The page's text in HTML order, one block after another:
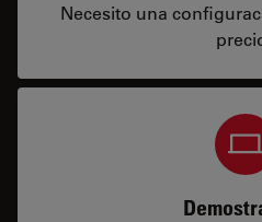
Necesito una